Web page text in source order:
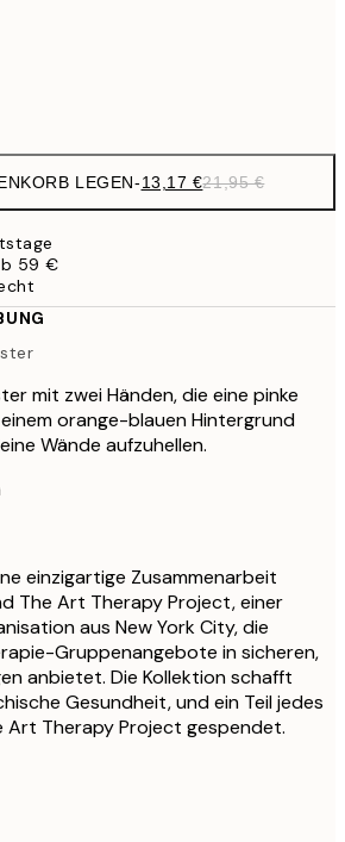
LEGEN-13,17 €21,95 €
59 €
mit zwei Händen, die eine pinke
orange-blauen Hintergrund
Wände aufzuhellen.
einzigartige Zusammenarbeit
The Art Therapy Project, einer
aus New York City, die
Gruppenangebote in sicheren,
anbietet. Die Kollektion schafft
Gesundheit, und ein Teil jedes
Art Therapy Project gespendet.